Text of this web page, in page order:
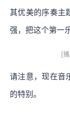
其优美的序奏主
强，把这个第一
[
请注意，现在音
的特别。